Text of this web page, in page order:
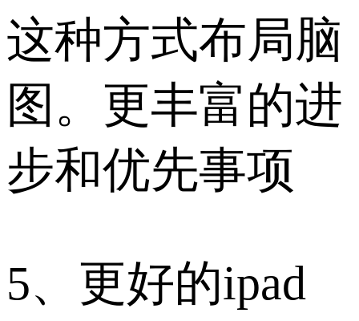
这种方式布局脑
图。更丰富的进
步和优先事项
5、更好的ipad